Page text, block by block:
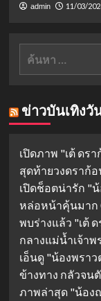
admin 11/03/
ค้นหา
ข่าวบันเทิงวั
เปิดภาพ "เต้ ดร
สุดท้ายวงดราก้อ
เปิดช็อตน่ารัก "
หล่อหน้าคุ้นมาก
พบร่างแล้ว "เต้
กลางแม่น้ำเจ้าพ
เอ็นดู "น้องพราว
ข้างทาง กลัวจน
ภาพล่าสุด "น้อง